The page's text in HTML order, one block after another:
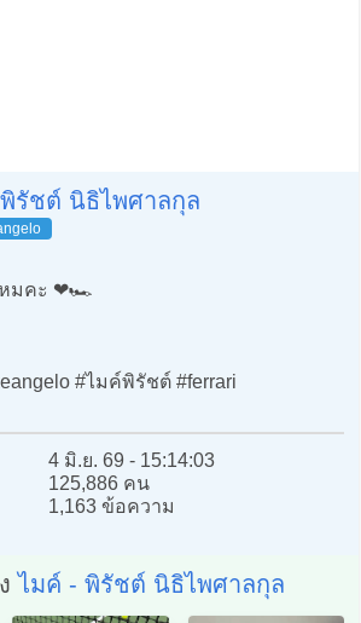
รัชต์ นิธิไพศาลกุล
หมคะ ❤️🏎️
#ไมค์พิรัชต์ #ferrari
4 มิ.ย. 69 - 15:14:03
125,886 คน
1,163 ข้อความ
ไมค์ - พิรัชต์ นิธิไพศาลกุล